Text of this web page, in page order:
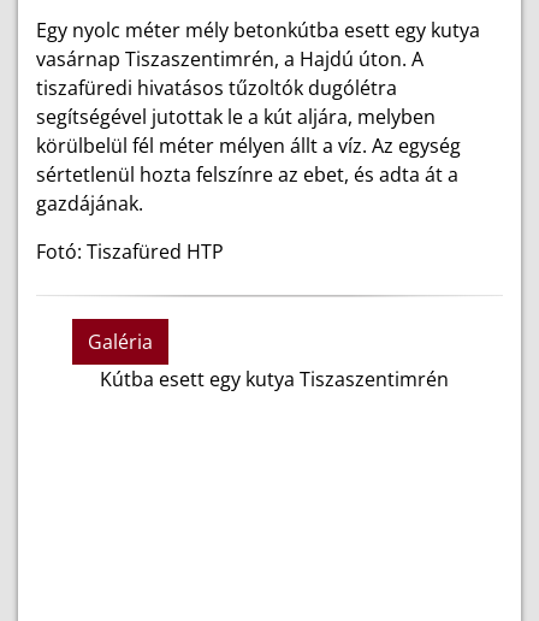
Egy nyolc méter mély betonkútba esett egy kutya
vasárnap Tiszaszentimrén, a Hajdú úton. A
tiszafüredi hivatásos tűzoltók dugólétra
segítségével jutottak le a kút aljára, melyben
körülbelül fél méter mélyen állt a víz. Az egység
sértetlenül hozta felszínre az ebet, és adta át a
gazdájának.
Fotó: Tiszafüred HTP
Galéria
Kútba esett egy kutya Tiszaszentimrén